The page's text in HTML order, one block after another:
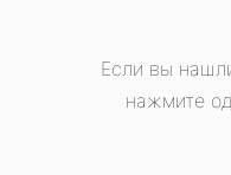
Если вы
нажмите